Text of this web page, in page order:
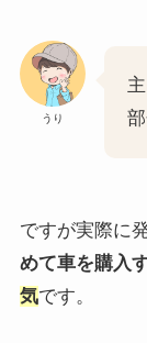
うり
ですが実際に
めて車を購入
気です。